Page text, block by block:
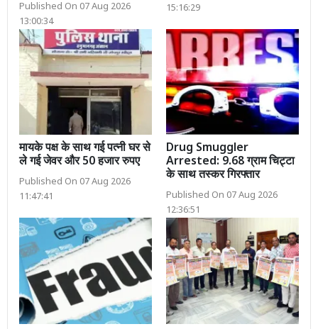
Published On 07 Aug 2026
13:00:34
15:16:29
मायके पक्ष के साथ गई पत्नी घर से
ले गई जेवर और 50 हजार रुपए
Published On 07 Aug 2026
11:47:41
Drug Smuggler
Arrested: 9.68 ग्राम चिट्टा
के साथ तस्कर गिरफ्तार
Published On 07 Aug 2026
12:36:51